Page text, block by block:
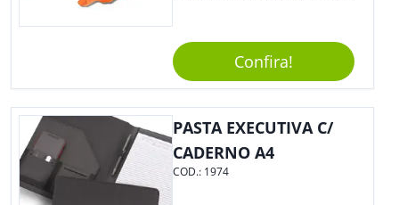
Clientes E Colaboradores. O
Grande Destaque De Eventos
E Feiras De Negócio
Confira!
PASTA EXECUTIVA C/
CADERNO A4
COD.: 1974